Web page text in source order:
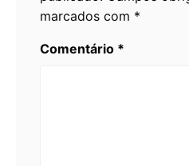
marcados com *
Comentário *